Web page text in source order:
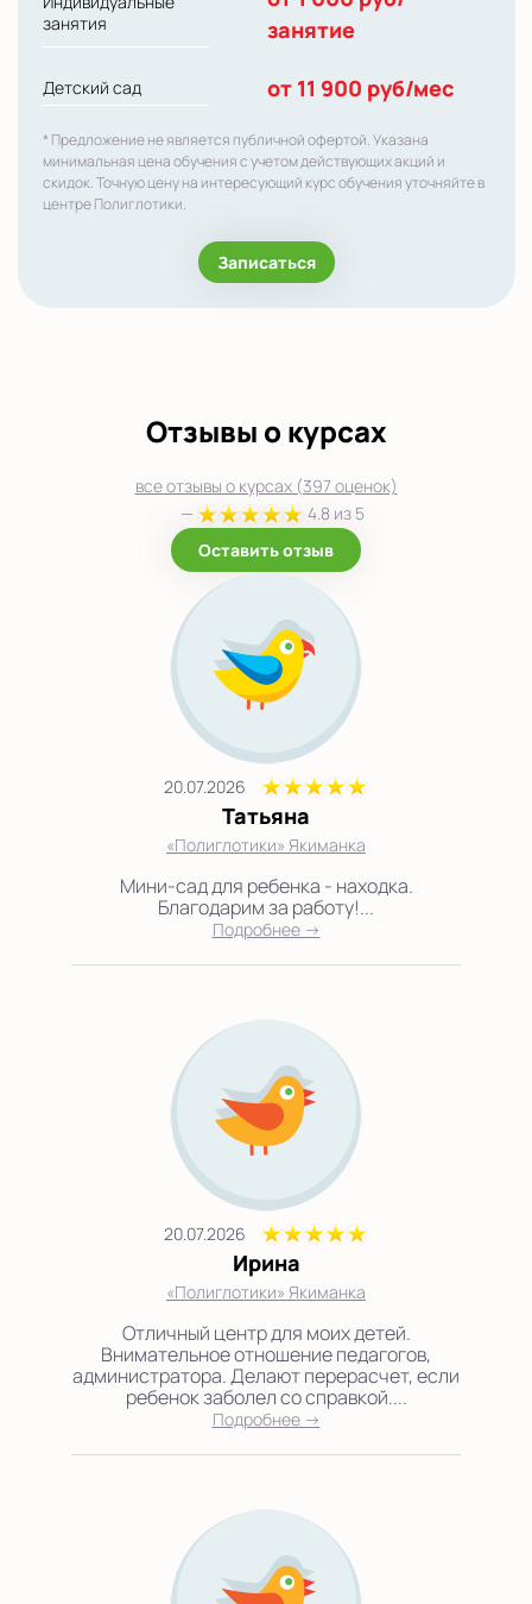
занятия
занятие
Детский сад от 11 900 руб/мес
* Предложение не является публичной офертой. Указана
минимальная цена обучения с учетом действующих акций и
скидок. Точную цену на интересующий курс обучения уточняйте в
центре Полиглотики.
Записаться
Отзывы о курсах
все отзывы о курсах (397 оценок)
—
4.8 из 5
Оставить отзыв
20.07.2026
Татьяна
«Полиглотики» Якиманка
Мини-сад для ребенка - находка.
Благодарим за работу!...
Подробнее →
20.07.2026
Ирина
«Полиглотики» Якиманка
Отличный центр для моих детей.
Внимательное отношение педагогов,
администратора. Делают перерасчет, если
ребенок заболел со справкой....
Подробнее →